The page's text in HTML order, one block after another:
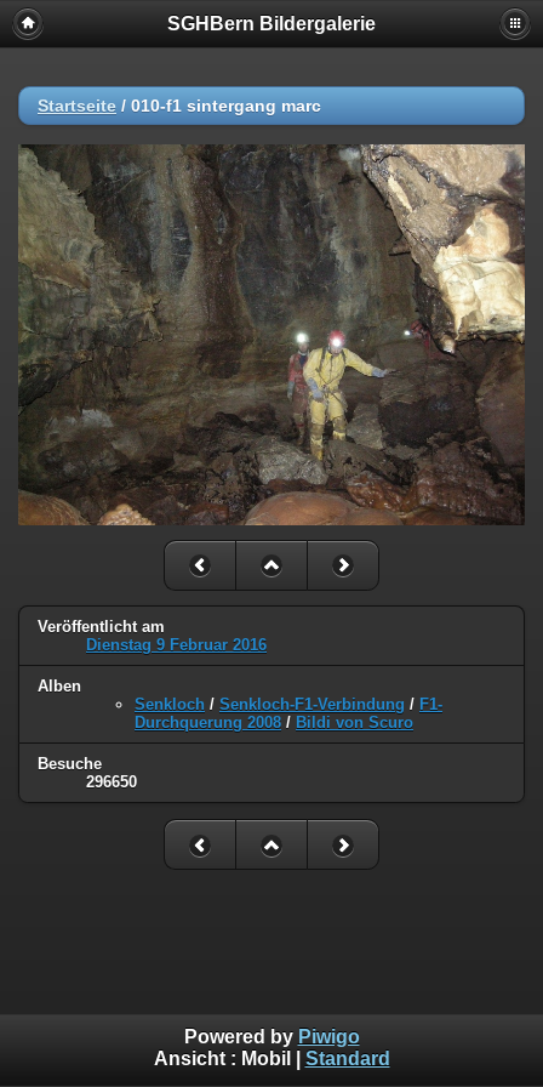
SGHBern Bildergalerie
Startseite / 010-f1 sintergang marc
Veröffentlicht am
Dienstag 9 Februar 2016
Alben
Senkloch / Senkloch-F1-Verbindung / F1-
Durchquerung 2008 / Bildi von Scuro
Besuche
296650
Powered by Piwigo
Ansicht : Mobil Standard